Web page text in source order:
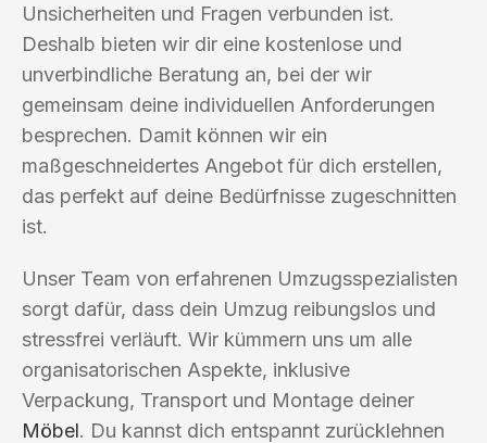
Unsicherheiten und Fragen verbunden ist.
Deshalb bieten wir dir eine kostenlose und
unverbindliche Beratung an, bei der wir
gemeinsam deine individuellen Anforderungen
besprechen. Damit können wir ein
maßgeschneidertes Angebot für dich erstellen,
das perfekt auf deine Bedürfnisse zugeschnitten
ist.
Unser Team von erfahrenen Umzugsspezialisten
sorgt dafür, dass dein Umzug reibungslos und
stressfrei verläuft. Wir kümmern uns um alle
organisatorischen Aspekte, inklusive
Verpackung, Transport und Montage deiner
Möbel. Du kannst dich entspannt zurücklehnen